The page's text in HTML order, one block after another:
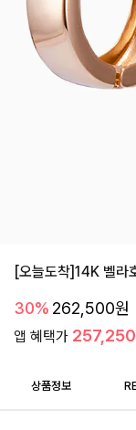
[오늘도착]14K 벨라
30% 262,500원
앱 혜택가
상품정보